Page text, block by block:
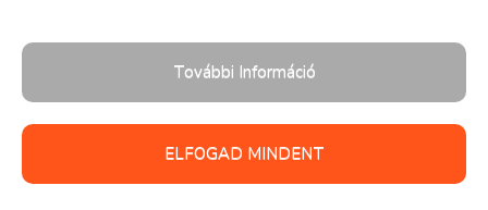
További Információ
ELFOGAD MINDENT